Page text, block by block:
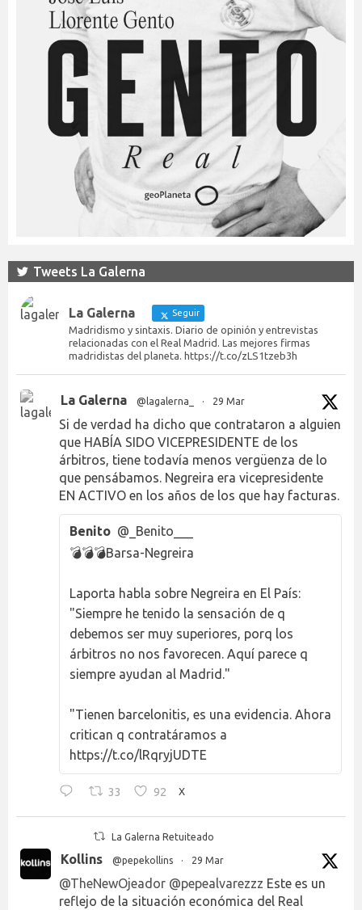
Tweets La Galerna
La Galerna Seguir
Madridismo y sintaxis. Diario de opinión y entrevistas
relacionadas con el Real Madrid. Las mejores firmas
madridistas del planeta. https://t.co/zLS1tzeb3h
La Galerna @lagalerna_ · 29 Mar
Si de verdad ha dicho que contrataron a alguien
que HABÍA SIDO VICEPRESIDENTE de los
árbitros, tiene todavía menos vergüenza de lo
que pensábamos. Negreira era vicepresidente
EN ACTIVO en los años de los que hay facturas.
Benito @_Benito___
💣💣💣Barsa-Negreira
Laporta habla sobre Negreira en El País:
"Siempre he tenido la sensación de q
debemos ser muy superiores, porq los
árbitros no nos favorecen. Aquí parece q
siempre ayudan al Madrid."
"Tienen barcelonitis, es una evidencia. Ahora
critican q contratáramos a
https://t.co/lRqryjUDTE
33 92 X
La Galerna Retuiteado
Kollins @pepekollins · 29 Mar
@TheNewOjeador @pepealvarezzz Este es un
reflejo de la situación económica del Real